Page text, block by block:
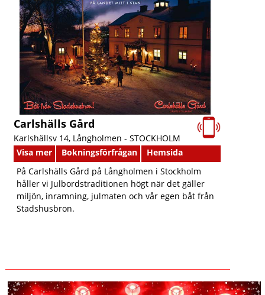
Carlshälls Gård
Karlshällsv 14, Långholmen - STOCKHOLM
Visa mer
Bokningsförfrågan
Hemsida
På Carlshälls Gård på Långholmen i Stockholm
håller vi Julbordstraditionen högt när det gäller
miljön, inramning, julmaten och vår egen båt från
Stadshusbron.